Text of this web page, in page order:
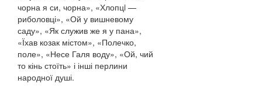
чорна я си, чорна», «Хлопцi —
риболовці», «Ой у вишневому
саду», «Як служив же я у пана»,
«Їхав козак містом», «Полечко,
поле», «Несе Галя воду», «Ой, чий
то кінь стоїть» і інші перлини
народної душі.